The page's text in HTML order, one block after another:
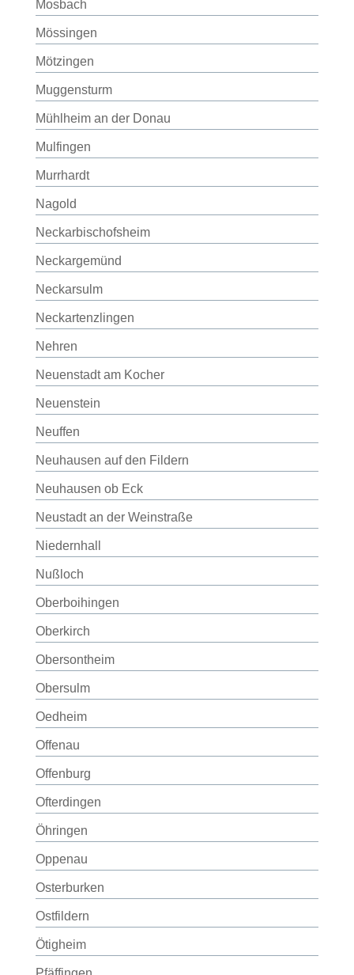
Mosbach
Mössingen
Mötzingen
Muggensturm
Mühlheim an der Donau
Mulfingen
Murrhardt
Nagold
Neckarbischofsheim
Neckargemünd
Neckarsulm
Neckartenzlingen
Nehren
Neuenstadt am Kocher
Neuenstein
Neuffen
Neuhausen auf den Fildern
Neuhausen ob Eck
Neustadt an der Weinstraße
Niedernhall
Nußloch
Oberboihingen
Oberkirch
Obersontheim
Obersulm
Oedheim
Offenau
Offenburg
Ofterdingen
Öhringen
Oppenau
Osterburken
Ostfildern
Ötigheim